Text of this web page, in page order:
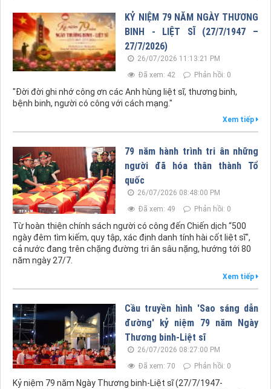
KỶ NIỆM 79 NĂM NGÀY THƯƠNG
BINH - LIỆT SĨ (27/7/1947 –
27/7/2026)
26/07/2026 11:13:21 PM
Đã xem: 42
Phản hồi: 0
"Đời đời ghi nhớ công ơn các Anh hùng liệt sĩ, thương binh,
bệnh binh, người có công với cách mạng."
Xem tiếp
79 năm hành trình tri ân những
người đã hóa thân thành Tổ
quốc
26/07/2026 08:48:00 PM
Đã xem: 49
Phản hồi: 0
Từ hoàn thiện chính sách người có công đến Chiến dịch “500
ngày đêm tìm kiếm, quy tập, xác định danh tính hài cốt liệt sĩ",
cả nước đang trên chặng đường tri ân sâu nặng, hướng tới 80
năm ngày 27/7.
Xem tiếp
Cầu truyền hình 'Sao sáng dẫn
đường' kỷ niệm 79 năm Ngày
Thương binh-Liệt sĩ
26/07/2026 08:27:00 PM
Đã xem: 70
Phản hồi: 0
Kỷ niệm 79 năm Ngày Thương binh-Liệt sĩ (27/7/1947-